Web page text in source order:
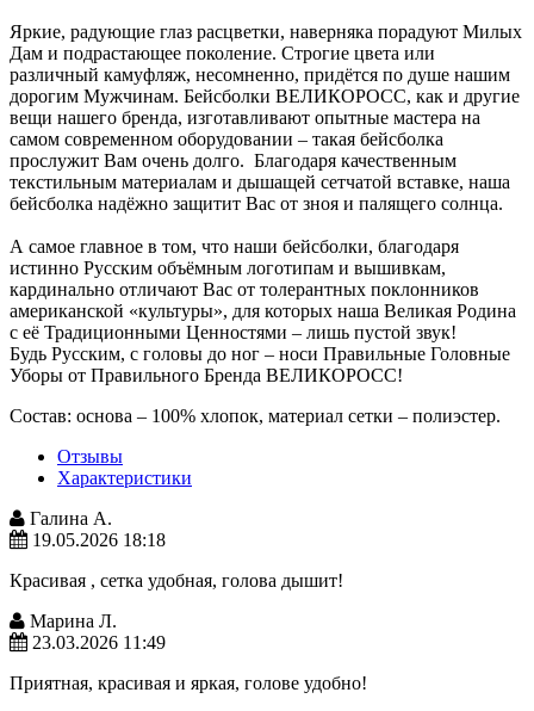
Яркие, радующие глаз расцветки, наверняка порадуют Милых
Дам и подрастающее поколение. Строгие цвета или
различный камуфляж, несомненно, придётся по душе нашим
дорогим Мужчинам. Бейсболки ВЕЛИКОРОСС, как и другие
вещи нашего бренда, изготавливают опытные мастера на
самом современном оборудовании – такая бейсболка
прослужит Вам очень долго. Благодаря качественным
текстильным материалам и дышащей сетчатой вставке, наша
бейсболка надёжно защитит Вас от зноя и палящего солнца.
А самое главное в том, что наши бейсболки, благодаря
истинно Русским объёмным логотипам и вышивкам,
кардинально отличают Вас от толерантных поклонников
американской «культуры», для которых наша Великая Родина
с её Традиционными Ценностями – лишь пустой звук!
Будь Русским, с головы до ног – носи Правильные Головные
Уборы от Правильного Бренда ВЕЛИКОРОСС!
Состав: основа – 100% хлопок, материал сетки – полиэстер.
Отзывы
Характеристики
Галина А.
19.05.2026 18:18
Красивая , сетка удобная, голова дышит!
Марина Л.
23.03.2026 11:49
Приятная, красивая и яркая, голове удобно!